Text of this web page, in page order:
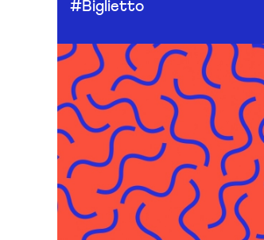
#Biglietto